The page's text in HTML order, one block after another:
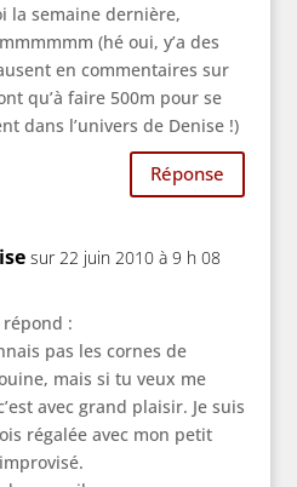
la semaine dernière,
(hé oui, y’a des
en commentaires sur
qu’à faire 500m pour se
dans l’univers de Denise !)
Réponse
sur 22 juin 2010 à 9 h 08
:
pas les cornes de
mais si tu veux me
avec grand plaisir. Je suis
régalée avec mon petit